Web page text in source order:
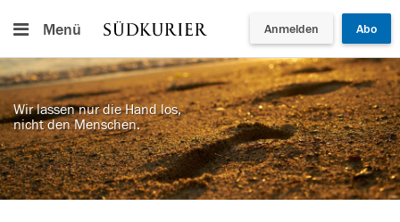
Menü Anmelden Abo
Wir lassen nur die Hand los,
nicht den Menschen.